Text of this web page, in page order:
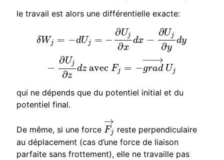
le travail est alors une différentielle exacte:
δWj = −dUj = −
∂Uj
∂x
dx −
∂Uj
∂y
dy
−
∂Uj
∂z
dzavecFj = −grad
− →
−
Uj
− j∂yd ∂zdzavec
qui ne dépends que du potentiel initial et du
potentiel final.
De même, si une forceFj
→
Fj→reste perpendiculaire
au déplacement (cas d’une force de liaison
parfaite sans frottement), elle ne travaille pas